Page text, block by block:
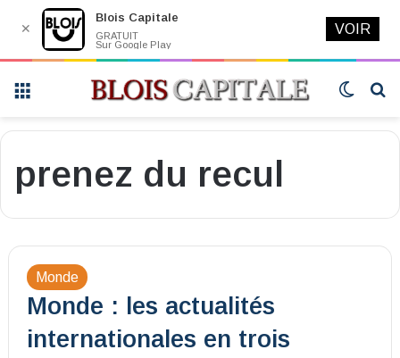
Switch
prenez du recul
Monde
Monde : les actualités
internationales en trois
✕
Blois Capitale
GRATUIT
Sur Google Play
VOIR